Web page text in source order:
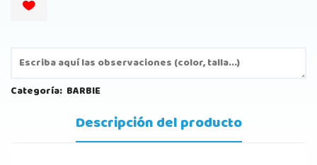
Categoría: BARBIE
Descripción del producto